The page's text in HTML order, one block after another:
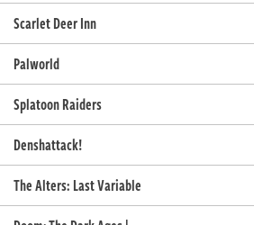
Scarlet Deer Inn
Palworld
Splatoon Raiders
Denshattack!
The Alters: Last Variable